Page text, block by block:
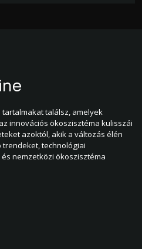
találsz, amelyek
innovációs ökoszisztéma kulisszái
azoktól, akik a változás élén
technológiai
nemzetközi ökoszisztéma